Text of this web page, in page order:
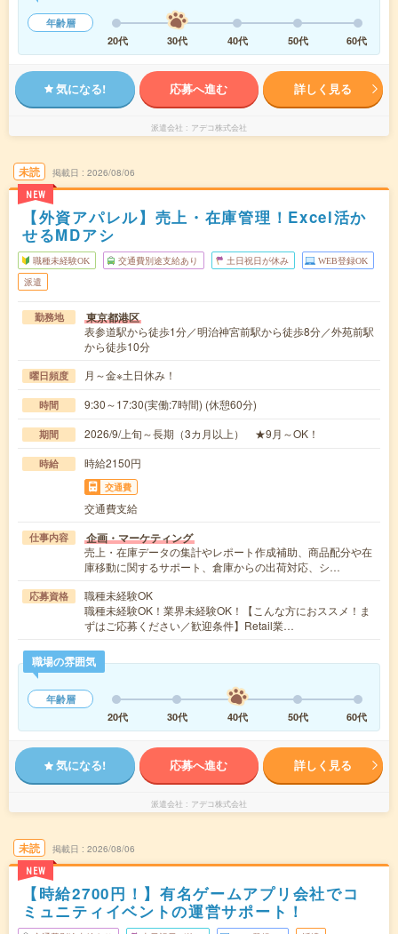
年齢層
20代
30代 40代 50代 60代
気になる! 応募へ進む 詳しく見る
派遣会社 アデコ株式会社
未読
NEW
掲載日 2026/08/06
【外資アパレル】売上・在庫管理！Excel活か
せるMDアシ
職種未経験OK 交通費別途支給あり 土日祝日が休み WEB登録OK
派遣
勤務地 東京都港区
表参道駅から徒歩1分／明治神宮前駅から徒歩8分／外苑前駅
から徒歩10分
曜日頻度 月～金※土日休み！
時間 9:30～17:30(実働:7時間) (休憩60分)
期間 2026/9/上旬～長期（3カ月以上） ★9月～OK！
時給 時給2150円
交通費
交通費支給
仕事内容 企画・マーケティング
売上・在庫データの集計やレポート作成補助、商品配分や在
庫移動に関するサポート、倉庫からの出荷対応、シ…
応募資格
職種未経験OK
職種未経験OK！業界未経験OK！【こんな方におススメ！ま
ずはご応募ください／歓迎条件】Retail業…
職場の雰囲気
年齢層
20代
30代 40代 50代 60代
気になる! 応募へ進む 詳しく見る
派遣会社 アデコ株式会社
未読
NEW
掲載日 2026/08/06
【時給2700円！】有名ゲームアプリ会社でコ
ミュニティイベントの運営サポート！